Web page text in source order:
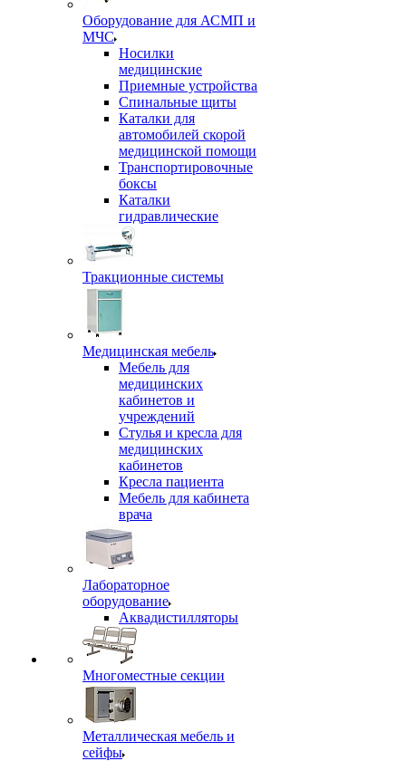
Оборудование для АСМП и
МЧС
Носилки
медицинские
Приемные устройства
Спинальные щиты
Каталки для
автомобилей скорой
медицинской помощи
Транспортировочные
боксы
Каталки
гидравлические
Тракционные системы
Медицинская мебель
Мебель для
медицинских
кабинетов и
учреждений
Стулья и кресла для
медицинских
кабинетов
Кресла пациента
Мебель для кабинета
врача
Лабораторное
оборудование
Аквадистилляторы
Многоместные секции
Металлическая мебель и
сейфы